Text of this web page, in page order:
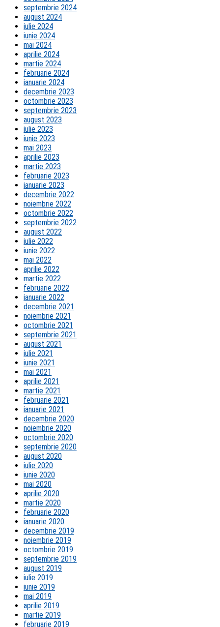
septembrie 2024
august 2024
iulie 2024
iunie 2024
mai 2024
aprilie 2024
martie 2024
februarie 2024
ianuarie 2024
decembrie 2023
octombrie 2023
septembrie 2023
august 2023
iulie 2023
iunie 2023
mai 2023
aprilie 2023
martie 2023
februarie 2023
ianuarie 2023
decembrie 2022
noiembrie 2022
octombrie 2022
septembrie 2022
august 2022
iulie 2022
iunie 2022
mai 2022
aprilie 2022
martie 2022
februarie 2022
ianuarie 2022
decembrie 2021
noiembrie 2021
octombrie 2021
septembrie 2021
august 2021
iulie 2021
iunie 2021
mai 2021
aprilie 2021
martie 2021
februarie 2021
ianuarie 2021
decembrie 2020
noiembrie 2020
octombrie 2020
septembrie 2020
august 2020
iulie 2020
iunie 2020
mai 2020
aprilie 2020
martie 2020
februarie 2020
ianuarie 2020
decembrie 2019
noiembrie 2019
octombrie 2019
septembrie 2019
august 2019
iulie 2019
iunie 2019
mai 2019
aprilie 2019
martie 2019
februarie 2019